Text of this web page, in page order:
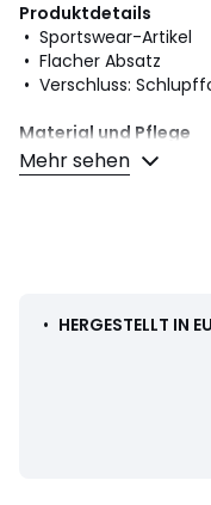
Produktdetails
• Sportswear-Artikel
• Flacher Absatz
• Verschluss:
Material und Pflege
• Obermaterial: 100%
• Futter: 100%
Datenblatt zu den
Mehr sehen
• HERGESTELLT IN